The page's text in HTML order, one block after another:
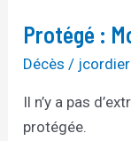
Protégé :
Décès / jcordier
Il n’y a pas
protégée.
Protégé :
Monique
–
fr